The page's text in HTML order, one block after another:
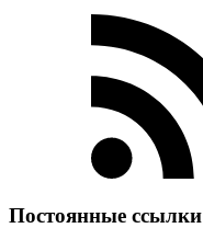
Постоянные ссылки